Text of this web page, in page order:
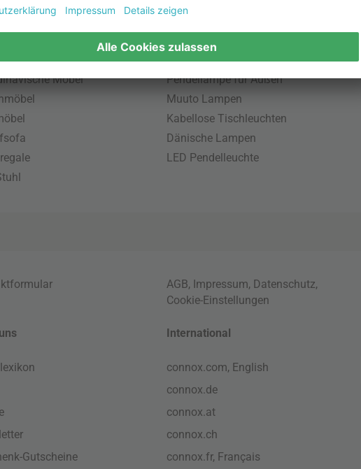
Möbel
Beliebte Leuchten
Pendellampe für Außen
Muuto Lampen
Kabellose Tischleuchten
Dänische Lampen
LED Pendelleuchte
AGB, Impressum, Datenschutz,
Cookie-Einstellungen
Gutscheine
International
connox.com, English
connox.de
connox.at
connox.ch
connox.fr, Français